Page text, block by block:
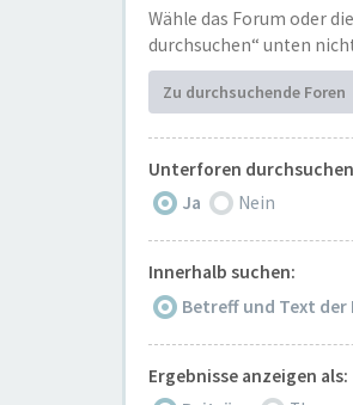
Wähle das Forum oder
durchsuchen“ unten
Zu durchsuchende Foren
Unterforen
Ja
Nein
Innerhalb suchen:
Betreff und Text der
Ergebnisse anzeigen als: